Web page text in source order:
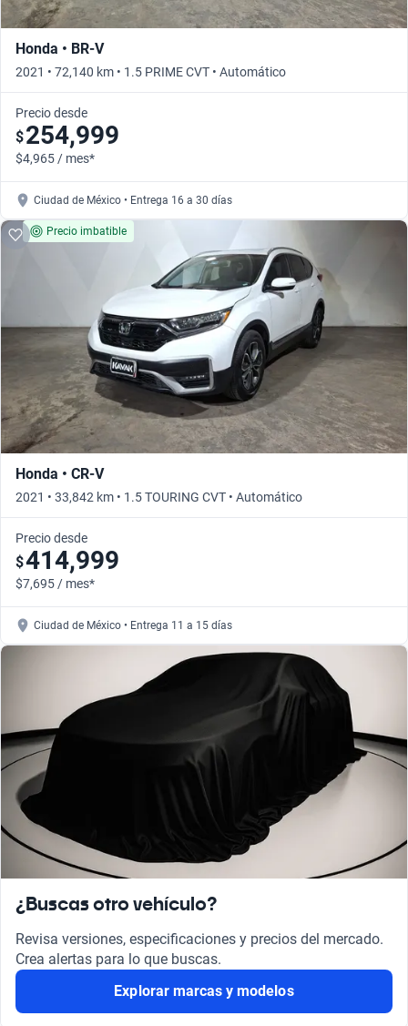
Honda • BR-V
2021 • 72,140 km • 1.5 PRIME CVT • Automático
Precio desde
$254,999
$4,965 / mes*
Ciudad de México • Entrega 16 a 30 días
Precio imbatible
Honda • CR-V
2021 • 33,842 km • 1.5 TOURING CVT • Automático
Precio desde
$414,999
$7,695 / mes*
Ciudad de México • Entrega 11 a 15 días
¿Buscas otro vehículo?
Revisa versiones, especificaciones y precios del mercado.
Crea alertas para lo que buscas.
Explorar marcas y modelos